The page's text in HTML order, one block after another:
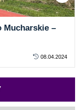
Mucharskie –
08.04.2024